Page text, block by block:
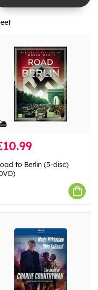
to Berlin (5-disc)